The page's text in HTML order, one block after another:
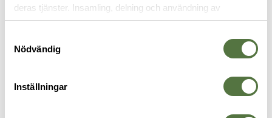
deras tjänster. Insamling, delning och användning av
personuppgifter kan användas för personalisering av
Nödvändig
Inställningar
BESKRIVNING
SKÖTSELRÅD
RECENSIONER